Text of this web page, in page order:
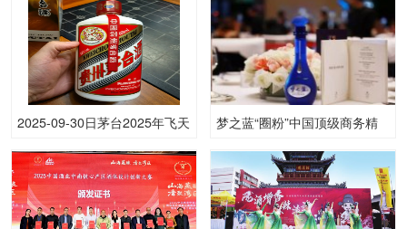
发参考价格90一瓶
2025-09-30日茅台2025年飞天
瓶，下跌 5元
梦之蓝“圈粉”中国顶级商务精